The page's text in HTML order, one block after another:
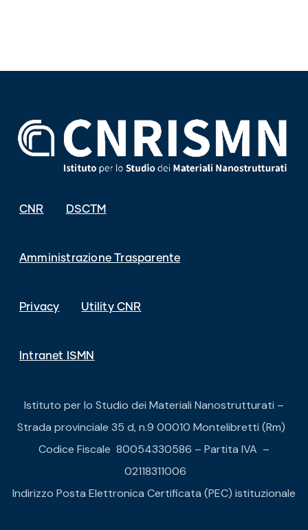
CNR DSCTM
Amministrazione Trasparente
Privacy Utility CNR
Intranet ISMN
Istituto per lo Studio dei Materiali Nanostrutturati –
Strada provinciale 35 d, n.9 00010 Montelibretti (Rm)
Codice Fiscale 80054330586 – Partita IVA –
02118311006
Indirizzo Posta Elettronica Certificata (PEC) istituzionale